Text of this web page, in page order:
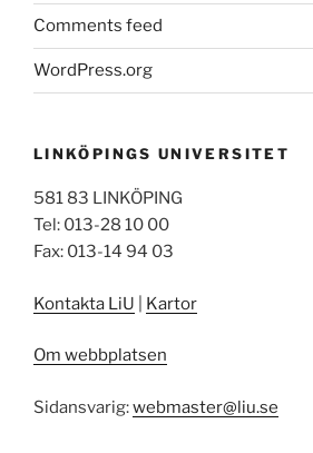
Comments feed
WordPress.org
LINKÖPINGS UNIVERSITET
581 83 LINKÖPING
Tel: 013-28 10 00
Fax: 013-14 94 03
Kontakta LiU Kartor
Om webbplatsen
Sidansvarig:webmaster@liu.se